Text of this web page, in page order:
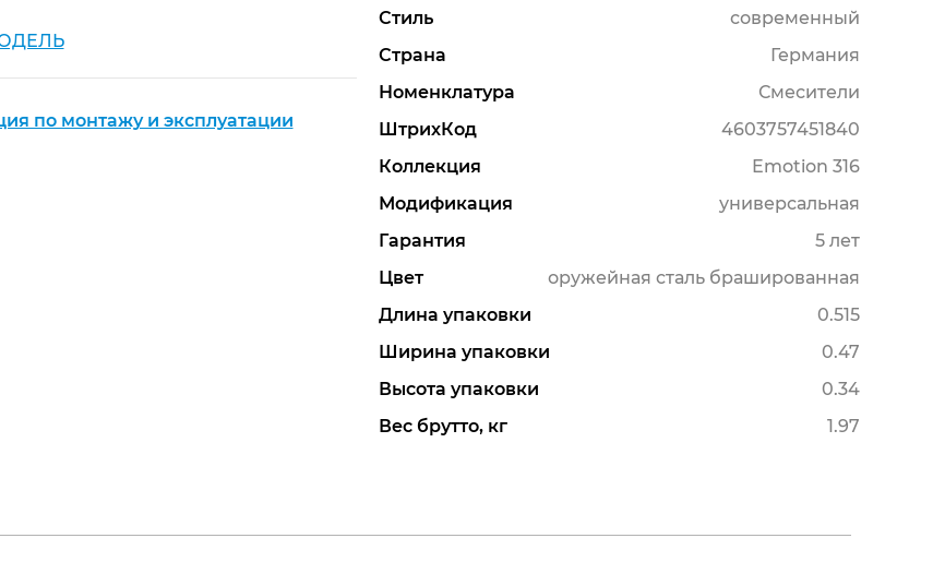
по монтажу и эксплуатации
Стиль
современный
Страна
Германия
Номенклатура
Смесители
ШтрихКод
4603757451840
Коллекция
Emotion 316
Модификация
универсальная
Гарантия
5 лет
Цвет
оружейная сталь брашированная
Длина упаковки
0.515
Ширина упаковки
0.47
Высота упаковки
0.34
Вес брутто, кг
1.97